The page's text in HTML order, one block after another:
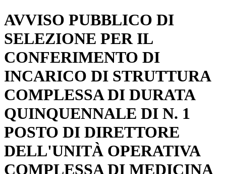
AVVISO PUBBLICO DI
SELEZIONE PER IL
CONFERIMENTO DI
INCARICO DI STRUTTURA
COMPLESSA DI DURATA
QUINQUENNALE DI N. 1
POSTO DI DIRETTORE
DELL'UNITÀ OPERATIVA
COMPLESSA DI MEDICINA